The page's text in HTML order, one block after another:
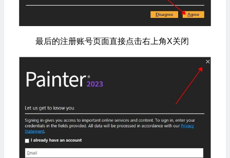
最后的注册账号页面直接点击右上角X关闭